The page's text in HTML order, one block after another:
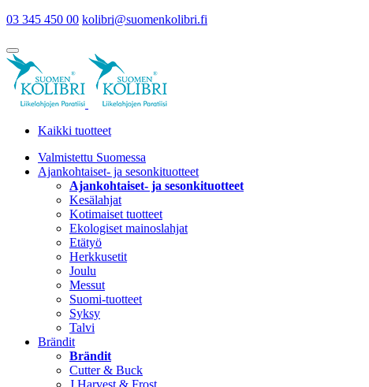
03 345 450 00 kolibri@suomenkolibri.fi
Kaikki tuotteet
Valmistettu Suomessa
Ajankohtaiset- ja sesonkituotteet
Ajankohtaiset- ja sesonkituotteet
Kesälahjat
Kotimaiset tuotteet
Ekologiset mainoslahjat
Etätyö
Herkkusetit
Joulu
Messut
Suomi-tuotteet
Syksy
Talvi
Brändit
Brändit
Cutter & Buck
J.Harvest & Frost